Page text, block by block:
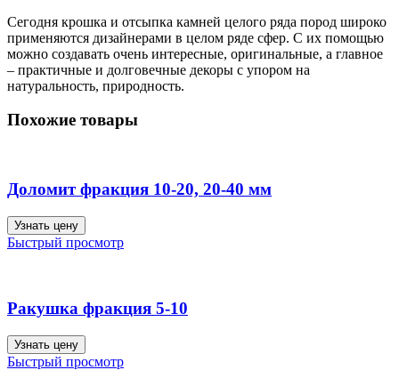
Сегодня крошка и отсыпка камней целого ряда пород широко
применяются дизайнерами в целом ряде сфер. С их помощью
можно создавать очень интересные, оригинальные, а главное
– практичные и долговечные декоры с упором на
натуральность, природность.
Похожие товары
Доломит фракция 10-20, 20-40 мм
Узнать цену
Быстрый просмотр
Ракушка фракция 5-10
Узнать цену
Быстрый просмотр